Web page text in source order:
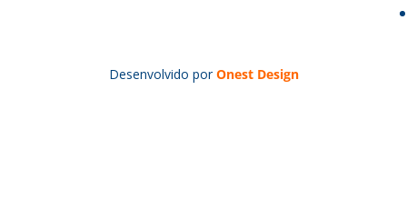
Desenvolvido por Onest Design